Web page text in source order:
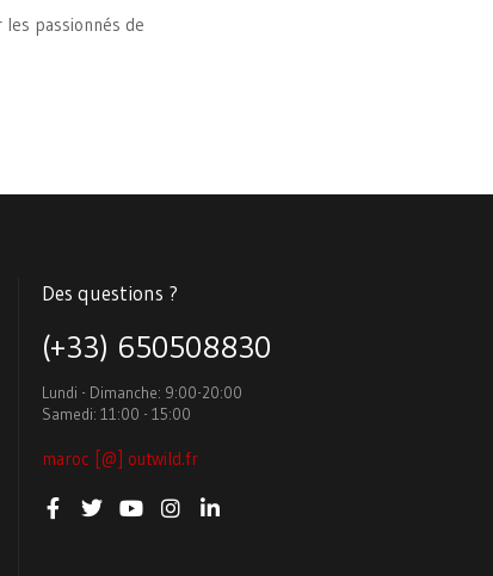
passionnés de
Des questions ?
(+33) 650508830
Lundi - Dimanche: 9:00-20:00
Samedi: 11:00 - 15:00
maroc [@] outwild.fr